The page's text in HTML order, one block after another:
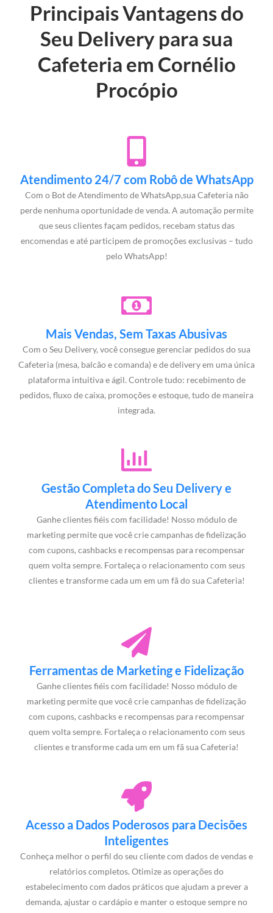
Principais Vantagens do
Seu Delivery para sua
Cafeteria em Cornélio
Procópio
Atendimento 24/7 com Robô de WhatsApp
Com o Bot de Atendimento de WhatsApp,sua Cafeteria não
perde nenhuma oportunidade de venda. A automação permite
que seus clientes façam pedidos, recebam status das
encomendas e até participem de promoções exclusivas – tudo
pelo WhatsApp!
Mais Vendas, Sem Taxas Abusivas
Com o Seu Delivery, você consegue gerenciar pedidos do sua
Cafeteria (mesa, balcão e comanda) e de delivery em uma única
plataforma intuitiva e ágil. Controle tudo: recebimento de
pedidos, fluxo de caixa, promoções e estoque, tudo de maneira
integrada.
Gestão Completa do Seu Delivery e
Atendimento Local
Ganhe clientes fiéis com facilidade! Nosso módulo de
marketing permite que você crie campanhas de fidelização
com cupons, cashbacks e recompensas para recompensar
quem volta sempre. Fortaleça o relacionamento com seus
clientes e transforme cada um em um fã do sua Cafeteria!
Ferramentas de Marketing e Fidelização
Ganhe clientes fiéis com facilidade! Nosso módulo de
marketing permite que você crie campanhas de fidelização
com cupons, cashbacks e recompensas para recompensar
quem volta sempre. Fortaleça o relacionamento com seus
clientes e transforme cada um em um fã sua Cafeteria!
Acesso a Dados Poderosos para Decisões
Inteligentes
Conheça melhor o perfil do seu cliente com dados de vendas e
relatórios completos. Otimize as operações do
estabelecimento com dados práticos que ajudam a prever a
demanda, ajustar o cardápio e manter o estoque sempre no